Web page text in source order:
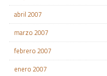
abril 2007
marzo 2007
febrero 2007
enero 2007